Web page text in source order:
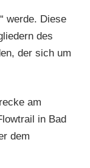
werde. Diese
des
der sich um
am
in Bad
dem